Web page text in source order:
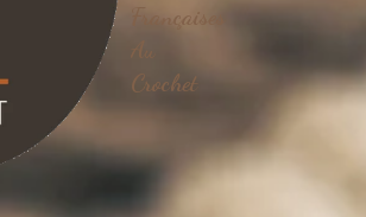
Françaises
Crochet